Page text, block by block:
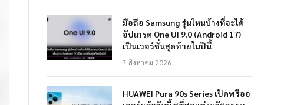
มือถือ Samsung รุ่นไหนบ้างที่จะได้
อัปเกรด One UI 9.0 (Android 17)
เป็นเวอร์ชั่นสุดท้ายในปีนี้
7 สิงหาคม 2026
HUAWEI Pura 90s Series เปิดพรีออ